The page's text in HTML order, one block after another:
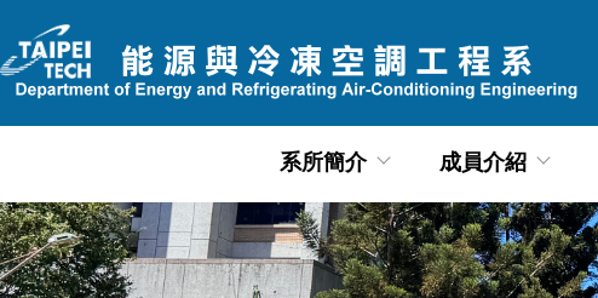
到
主
系所簡介 成員介紹